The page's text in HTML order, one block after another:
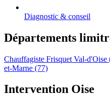
Diagnostic & conseil
Départements
Chauffagiste Frisquet Val-d'Oise
et-Marne (77)
Intervention Oise